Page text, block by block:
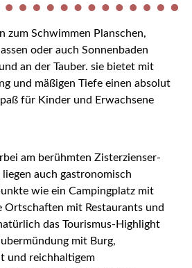
zum Schwimmen Planschen,
oder auch Sonnenbaden
an der Tauber. sie bietet mit
und mäßigen Tiefe einen absolut
für Kinder und Erwachsene
am berühmten Zisterzienser-
auch gastronomisch
wie ein Campingplatz mit
Ortschaften mit Restaurants und
das Tourismus-Highlight
mit Burg,
und reichhaltigem